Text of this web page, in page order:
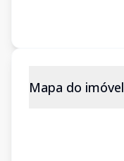
Mapa do imóvel